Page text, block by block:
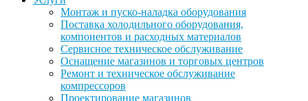
Монтаж и пуско-наладка оборудования
Поставка холодильного оборудования,
компонентов и расходных материалов
Сервисное техническое обслуживание
Оснащение магазинов и торговых центров
Ремонт и техническое обслуживание
компрессоров
Проектирование магазинов